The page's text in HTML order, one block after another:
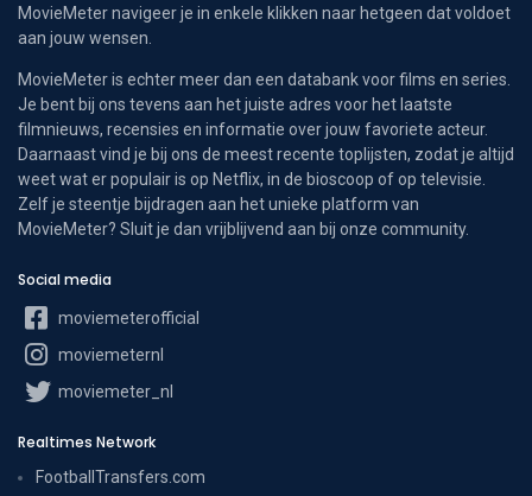
MovieMeter navigeer je in enkele klikken naar hetgeen dat voldoet
aan jouw wensen.
MovieMeter is echter meer dan een databank voor films en series.
Je bent bij ons tevens aan het juiste adres voor het laatste
filmnieuws, recensies en informatie over jouw favoriete acteur.
Daarnaast vind je bij ons de meest recente toplijsten, zodat je altijd
weet wat er populair is op Netflix, in de bioscoop of op televisie.
Zelf je steentje bijdragen aan het unieke platform van
MovieMeter? Sluit je dan vrijblijvend aan bij onze community.
Social media
moviemeterofficial
moviemeternl
moviemeter_nl
Realtimes Network
FootballTransfers.com